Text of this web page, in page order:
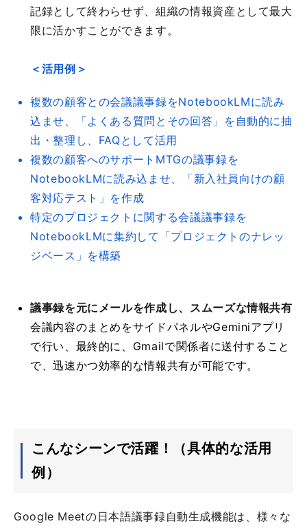
記録として終わらせず、組織の情報資産として最大
限に活かすことができます。
＜活用例＞
複数の顧客との会議議事録をNotebookLMに読み
込ませ、「よくある質問とその回答」を自動的に抽
出・整理し、FAQとして活用
複数の顧客へのサポートMTGの議事録を
NotebookLMに読み込ませ、「新入社員向けの顧
客対応テスト」を作成
特定のプロジェクトに関する会議議事録を
NotebookLMに集約して「プロジェクトのナレッ
ジベース」を構築
議事録を元にメールを作成し、スムーズな情報共有
会議内容のまとめをサイドパネルやGeminiアプリ
で行い、最終的に、Gmailで関係者に送付すること
で、迅速かつ効率的な情報共有が可能です。
こんなシーンで活躍！（具体的な活用
例）
Google Meetの日本語議事録自動生成機能は、様々な